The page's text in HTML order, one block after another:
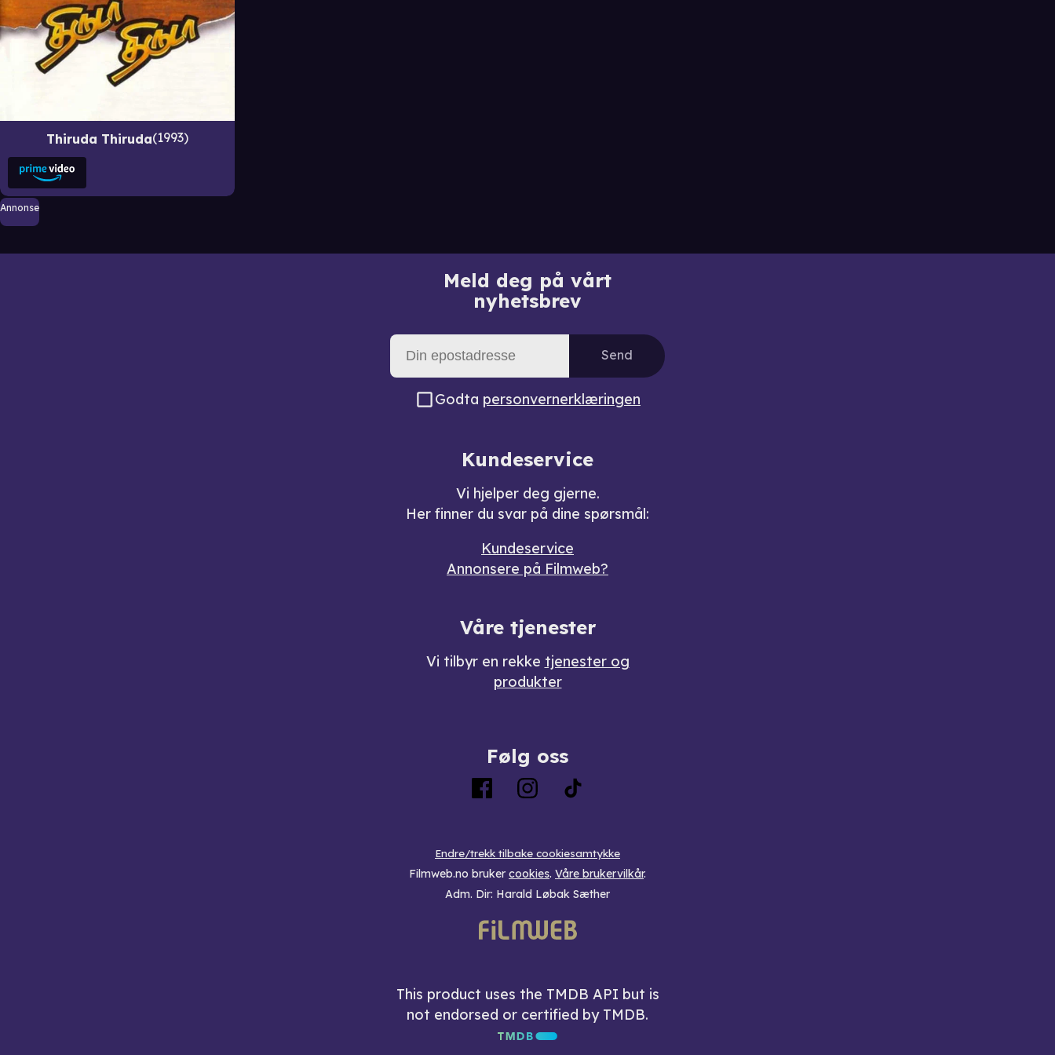
Thiruda Thiruda 1993
Annonse
Meld deg på vårt
nyhetsbrev
Send
Godta personvernerklæringen
Kundeservice
Vi hjelper deg gjerne.
Her finner du svar på dine spørsmål:
Kundeservice
Annonsere på Filmweb?
Våre tjenester
Vi tilbyr en rekke tjenester og
produkter
Følg oss
Endre/trekk tilbake cookiesamtykke
Filmweb.no bruker cookies. Våre brukervilkår.
Adm. Dir: Harald Løbak Sæther
This product uses the TMDB API but is
not endorsed or certified by TMDB.